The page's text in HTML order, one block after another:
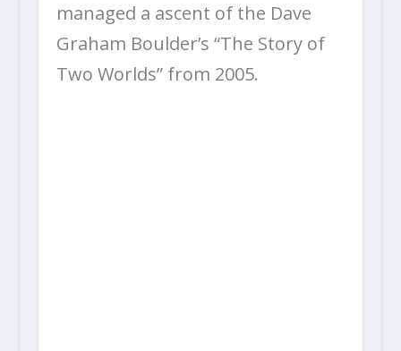
managed a ascent of the Dave
Graham Boulder’s “The Story of
Two Worlds” from 2005.